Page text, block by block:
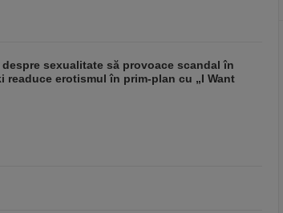
sexualitate să provoace scandal în
readuce erotismul în prim-plan cu „I Want